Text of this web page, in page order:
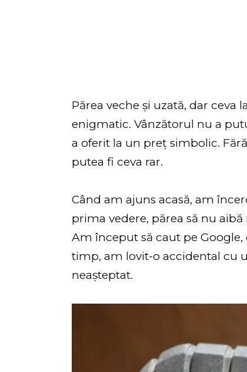
Părea veche și uzată, dar ceva
enigmatic. Vânzătorul nu a
a oferit la un preț simbolic.
putea fi ceva rar.
Când am ajuns acasă, am
prima vedere, părea să nu
Am început să caut pe
timp, am lovit-o accidental cu
neașteptat.